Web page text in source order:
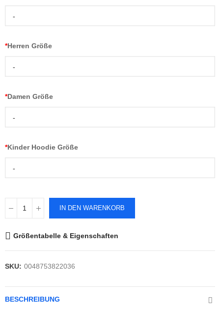
-
*Herren Größe
-
*Damen Größe
-
*Kinder Hoodie Größe
-
IN DEN WARENKORB
Größentabelle & Eigenschaften
SKU: 0048753822036
BESCHREIBUNG